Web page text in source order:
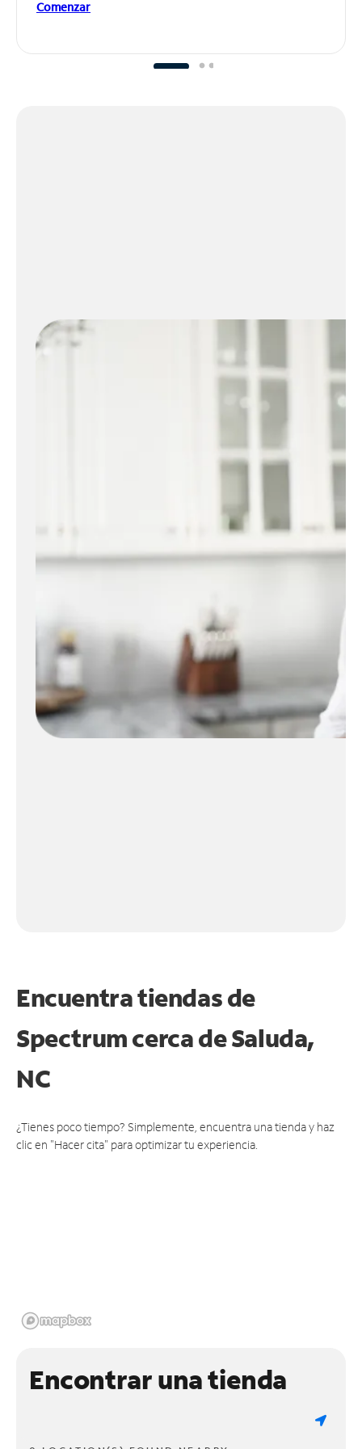
Comenzar
Encuentra tiendas de
Spectrum cerca deSaluda,
NC
¿Tienes poco tiempo? Simplemente, encuentra una tienda y haz
clic en "Hacer cita" para optimizar tu experiencia.
Encontrar una tienda